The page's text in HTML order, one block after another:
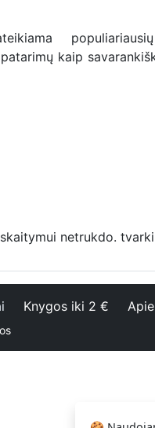
kaip
netrukdo.
Knygos iki 2 €